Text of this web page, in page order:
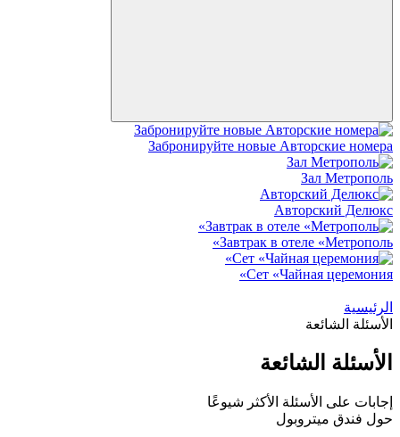
Забронируйте новые Авторские номера
Зал Метрополь
Авторский Делюкс
Завтрак в отеле «Метрополь»
Сет «Чайная церемония»
الرئيسية
الأسئلة الشائعة
الأسئلة الشائعة
إجابات على الأسئلة الأكثر شيوعًا
حول فندق ميتروبول